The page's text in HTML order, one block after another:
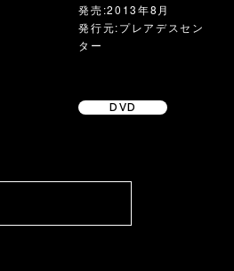
発売:2013年8月
発行元:プレアデスセン
ター
DVD